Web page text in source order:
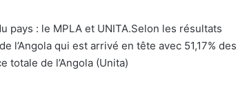
: le MPLA et UNITA.Selon les résultats
l’Angola qui est arrivé en tête avec 51,17% des
totale de l’Angola (Unita)